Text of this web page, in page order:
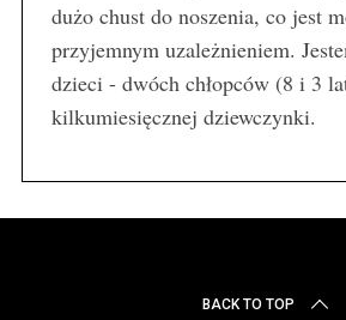
dużo chust do noszenia, co jest
przyjemnym uzależnieniem.
dzieci - dwóch chłopców (8 i 3
kilkumiesięcznej dziewczynki.
BACK TO TOP